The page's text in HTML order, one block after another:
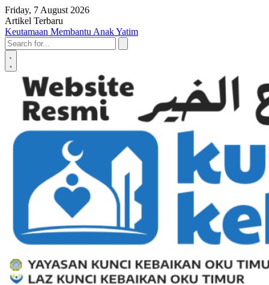
Skip to content
Friday, 7 August 2026
Artikel Terbaru
Penyerahan SK LAZ Kunci Kebaikan OKU Timur, Tonggak Baru
Penguatan Pelayanan Umat